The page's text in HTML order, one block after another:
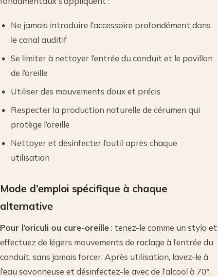
Ne jamais introduire l’accessoire profondément dans
le canal auditif
Se limiter à nettoyer l’entrée du conduit et le pavillon
de l’oreille
Utiliser des mouvements doux et précis
Respecter la production naturelle de cérumen qui
protège l’oreille
Nettoyer et désinfecter l’outil après chaque
utilisation
Mode d’emploi spécifique à chaque
alternative
Pour l’oriculi ou cure-oreille: tenez-le comme un stylo et
effectuez de légers mouvements de raclage à l’entrée du
conduit, sans jamais forcer. Après utilisation, lavez-le à
l’eau savonneuse et désinfectez-le avec de l’alcool à 70°.